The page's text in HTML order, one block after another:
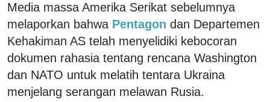
Media massa Amerika Serikat sebelumnya
melaporkan bahwa Pentagon dan Departemen
Kehakiman AS telah menyelidiki kebocoran
dokumen rahasia tentang rencana Washington
dan NATO untuk melatih tentara Ukraina
menjelang serangan melawan Rusia.